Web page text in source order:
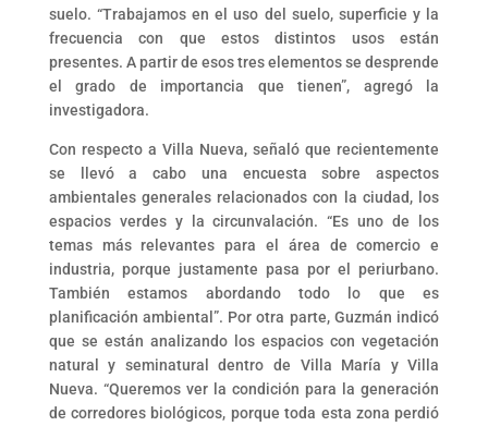
suelo. “Trabajamos en el uso del suelo, superficie y la
frecuencia con que estos distintos usos están
presentes. A partir de esos tres elementos se desprende
el grado de importancia que tienen”, agregó la
investigadora.
Con respecto a Villa Nueva, señaló que recientemente
se llevó a cabo una encuesta sobre aspectos
ambientales generales relacionados con la ciudad, los
espacios verdes y la circunvalación. “Es uno de los
temas más relevantes para el área de comercio e
industria, porque justamente pasa por el periurbano.
También estamos abordando todo lo que es
planificación ambiental”. Por otra parte, Guzmán indicó
que se están analizando los espacios con vegetación
natural y seminatural dentro de Villa María y Villa
Nueva. “Queremos ver la condición para la generación
de corredores biológicos, porque toda esta zona perdió